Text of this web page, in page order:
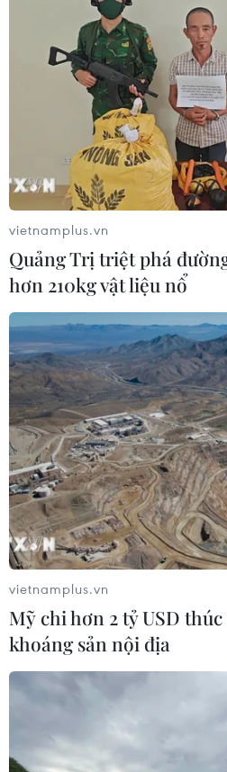
vietnamplus.vn
Quảng Trị triệt phá
hơn 210kg vật liệu nổ
vietnamplus.vn
Mỹ chi hơn 2 tỷ USD
khoáng sản nội địa